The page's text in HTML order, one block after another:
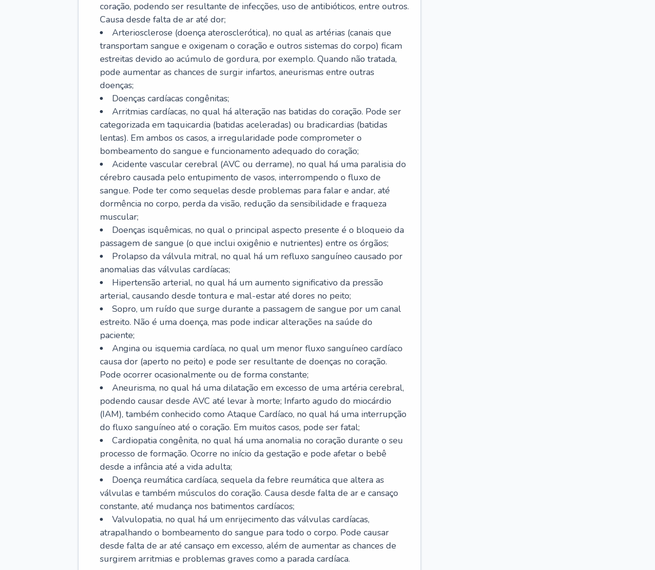
coração, podendo ser resultante de infecções, uso de antibióticos, entre outros.
Causa desde falta de ar até dor;
Arteriosclerose (doença aterosclerótica), no qual as artérias (canais que
transportam sangue e oxigenam o coração e outros sistemas do corpo) ficam
estreitas devido ao acúmulo de gordura, por exemplo. Quando não tratada,
pode aumentar as chances de surgir infartos, aneurismas entre outras
doenças;
Doenças cardíacas congênitas;
Arritmias cardíacas, no qual há alteração nas batidas do coração. Pode ser
categorizada em taquicardia (batidas aceleradas) ou bradicardias (batidas
lentas). Em ambos os casos, a irregularidade pode comprometer o
bombeamento do sangue e funcionamento adequado do coração;
Acidente vascular cerebral (AVC ou derrame), no qual há uma paralisia do
cérebro causada pelo entupimento de vasos, interrompendo o fluxo de
sangue. Pode ter como sequelas desde problemas para falar e andar, até
dormência no corpo, perda da visão, redução da sensibilidade e fraqueza
muscular;
Doenças isquêmicas, no qual o principal aspecto presente é o bloqueio da
passagem de sangue (o que inclui oxigênio e nutrientes) entre os órgãos;
Prolapso da válvula mitral, no qual há um refluxo sanguíneo causado por
anomalias das válvulas cardíacas;
Hipertensão arterial, no qual há um aumento significativo da pressão
arterial, causando desde tontura e mal-estar até dores no peito;
Sopro, um ruído que surge durante a passagem de sangue por um canal
estreito. Não é uma doença, mas pode indicar alterações na saúde do
paciente;
Angina ou isquemia cardíaca, no qual um menor fluxo sanguíneo cardíaco
causa dor (aperto no peito) e pode ser resultante de doenças no coração.
Pode ocorrer ocasionalmente ou de forma constante;
Aneurisma, no qual há uma dilatação em excesso de uma artéria cerebral,
podendo causar desde AVC até levar à morte; Infarto agudo do miocárdio
(IAM), também conhecido como Ataque Cardíaco, no qual há uma interrupção
do fluxo sanguíneo até o coração. Em muitos casos, pode ser fatal;
Cardiopatia congênita, no qual há uma anomalia no coração durante o seu
processo de formação. Ocorre no início da gestação e pode afetar o bebê
desde a infância até a vida adulta;
Doença reumática cardíaca, sequela da febre reumática que altera as
válvulas e também músculos do coração. Causa desde falta de ar e cansaço
constante, até mudança nos batimentos cardíacos;
Valvulopatia, no qual há um enrijecimento das válvulas cardíacas,
atrapalhando o bombeamento do sangue para todo o corpo. Pode causar
desde falta de ar até cansaço em excesso, além de aumentar as chances de
surgirem arritmias e problemas graves como a parada cardíaca.